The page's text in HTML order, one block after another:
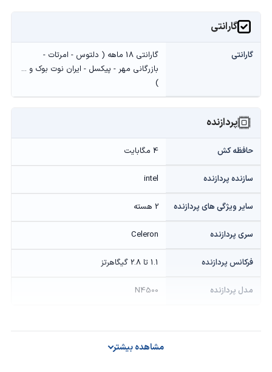
گارانتی
گارانتی
گارانتی 18 ماهه ( دلتوس - امرتات -
بازرگانی مهر - پیکسل - ایران نوت بوک و ...
)
پردازنده
حافظه کش 4 مگابایت
سازنده پردازنده intel
سایر ویژگی های پردازنده 2 هسته
سری پردازنده Celeron
فرکانس پردازنده 1.1 تا 2.8 گیگاهرتز
مدل پردازنده N4500
گرافیک
مشاهده بیشتر